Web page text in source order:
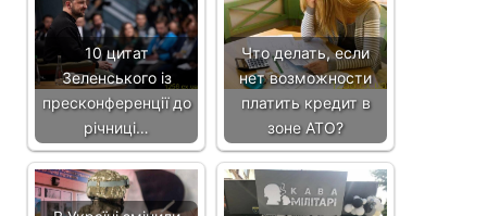
10 цитат
Зеленського із
пресконференції до
річниці…
Что делать, если
нет возможности
платить кредит в
зоне АТО?